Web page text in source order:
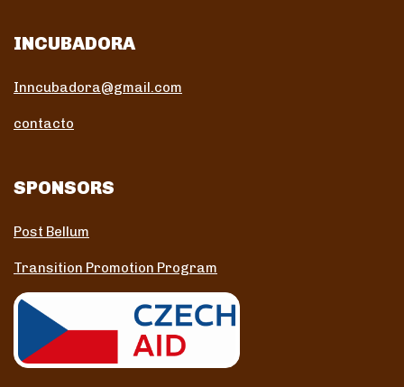
INCUBADORA
Inncubadora@gmail.com
contacto
SPONSORS
Post Bellum
Transition Promotion Program